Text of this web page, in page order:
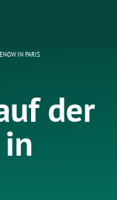
IN PARIS
der